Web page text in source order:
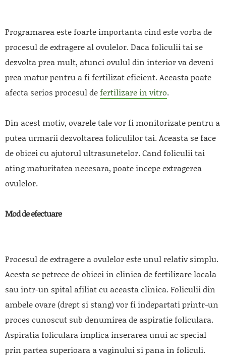
Programarea este foarte importanta cind este vorba de
procesul de extragere al ovulelor. Daca foliculii tai se
dezvolta prea mult, atunci ovulul din interior va deveni
prea matur pentru a fi fertilizat eficient. Aceasta poate
afecta serios procesul defertilizare in vitro.
Din acest motiv, ovarele tale vor fi monitorizate pentru a
putea urmarii dezvoltarea foliculilor tai. Aceasta se face
de obicei cu ajutorul ultrasunetelor. Cand foliculii tai
ating maturitatea necesara, poate incepe extragerea
ovulelor.
Mod de efectuare
Procesul de extragere a ovulelor este unul relativ simplu.
Acesta se petrece de obicei in clinica de fertilizare locala
sau intr-un spital afiliat cu aceasta clinica. Foliculii din
ambele ovare (drept si stang) vor fi indepartati printr-un
proces cunoscut sub denumirea de aspiratie foliculara.
Aspiratia foliculara implica inserarea unui ac special
prin partea superioara a vaginului si pana in foliculi.